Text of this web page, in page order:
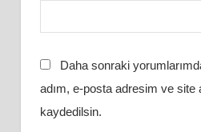
Daha sonraki
adım, e-posta adresim ve site
kaydedilsin.